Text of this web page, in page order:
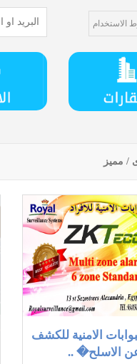
الاستخدام
/ مميز
الامنية للكشف
الاسلح� ..